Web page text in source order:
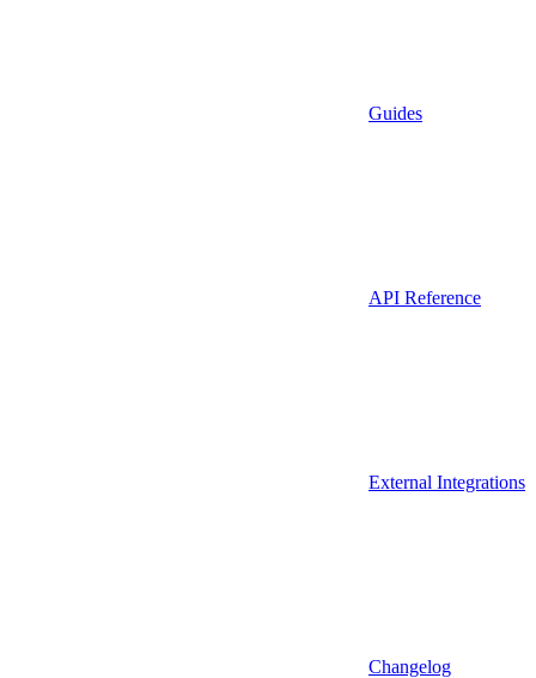
Guides
API Reference
External Integrations
Changelog